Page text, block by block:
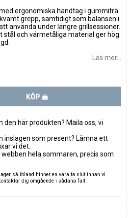
ergonomiska handtag i gummiträ
grepp, samtidigt som balansen i
använda under längre grillsessioner.
stål och värmetåliga material ger hög
Läs mer...
KÖP
den här produkten? Maila oss, vi
inslagen som present? Lämna ett
vi det.
hela sommaren, precis som
så ibland hinner en vara ta slut innan vi
dig omgående i sådana fall.